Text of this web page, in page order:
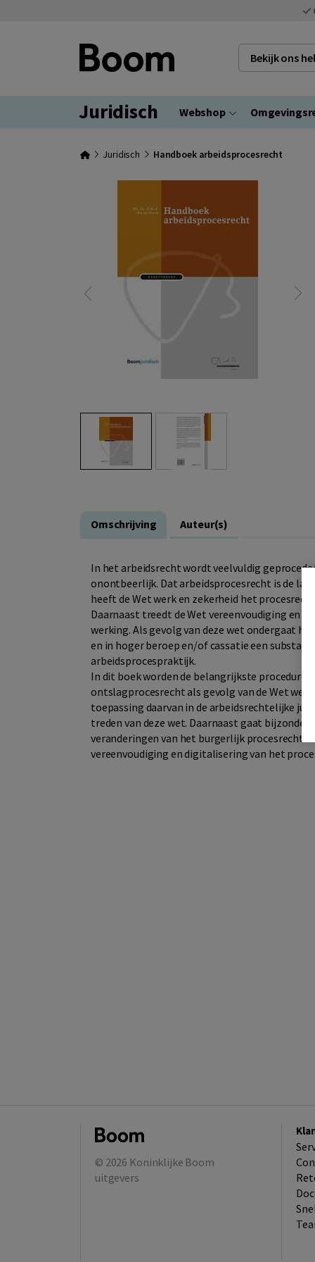
Bekijk ons
Juridisch Webshop
Juridisch Handboek arbeidsprocesrecht
Omschrijving Auteur(s)
In het arbeidsrecht wordt veelvuldig
onontbeerlijk. Dat arbeidsprocesrecht is de
heeft de Wet werk en zekerheid het
Daarnaast treedt de Wet vereenvoudiging en
werking. Als gevolg van deze wet ondergaat
en in hoger beroep en/of cassatie een
arbeidsprocespraktijk.
In dit boek worden de belangrijkste
ontslagprocesrecht als gevolg van de Wet
toepassing daarvan in de arbeidsrechtelijke
treden van deze wet. Daarnaast gaat
veranderingen van het burgerlijk procesrecht
vereenvoudiging en digitalisering van het
© 2026 Koninklijke Boom
uitgevers